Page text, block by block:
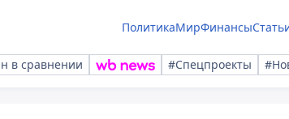
ПолитикаМирФинансы
в сравнении #Спецпроекты